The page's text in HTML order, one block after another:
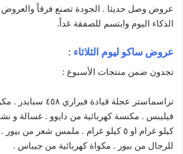
عروض وصل حديثا . الجودة تصنع فرقاً والعروض
الذكاء اليوم وابتسم للصفقة غداً.
عروض ساكو ليوم الثلاثاء :
تجدون ضمن منتجات الأسبوع :
تراسماستر عجلة قيادة
كيلو غرام او ٥ كيلو غرام . ملمس شعر من
للرجال من بيور . مكواة كهربائية من جيباس .